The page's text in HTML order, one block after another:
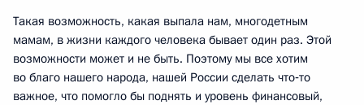
Такая возможность, какая выпала нам, многодетным
мамам, в жизни каждого человека бывает один раз. Этой
возможности может и не быть. Поэтому мы все хотим
во благо нашего народа, нашей России сделать что‑то
важное, что помогло бы поднять и уровень финансовый,